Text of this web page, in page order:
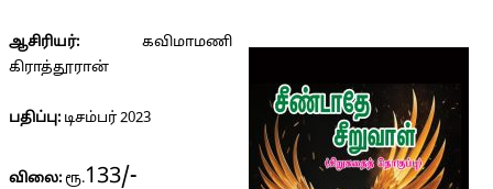
ஆசிரியர்:கவிமாமணி
கிராத்தூரான்
பதிப்பு:டிசம்பர் 2023
விலை:ரூ.133/-